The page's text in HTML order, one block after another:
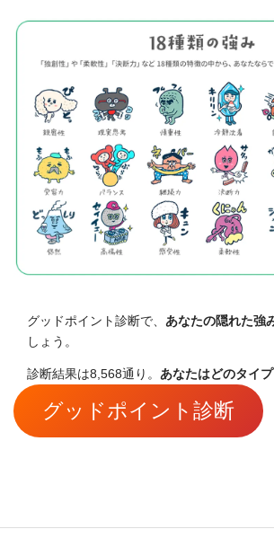
グッドポイント診断で、 あなたの隠れた強
しょう。
診断結果は8,568通り。 あなたはどのタイプ
グッドポイント診断